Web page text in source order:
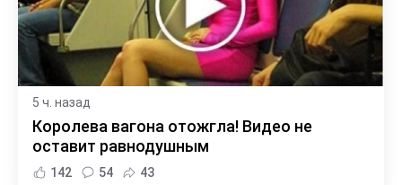
5 ч. назад
Королева вагона отожгла! Видео не
оставит равнодушным
142 54 43